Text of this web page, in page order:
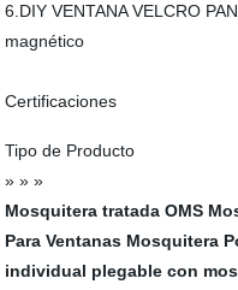
6.DIY VENTANA VELCRO
magnético
Certificaciones
Tipo de Producto
» » »
Mosquitera tratada OMS
Para Ventanas Mosquitera
individual plegable con